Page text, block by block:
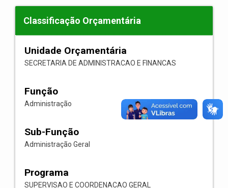
Classificação Orçamentária
Unidade Orçamentária
SECRETARIA DE ADMINISTRACAO E FINANCAS
Função
Administração
Sub-Função
Administração Geral
Programa
SUPERVISAO E COORDENACAO GERAL